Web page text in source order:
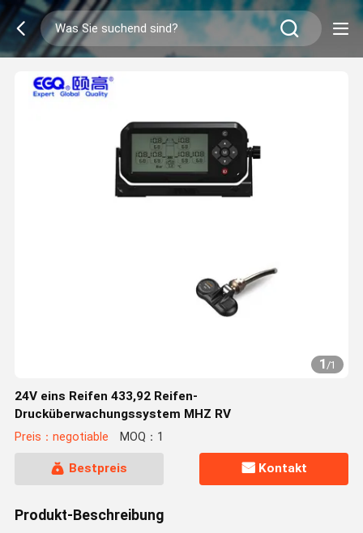
1/1
24V eins Reifen 433,92 Reifen-
Drucküberwachungssystem MHZ RV
Preis：negotiable MOQ：1
Bestpreis Kontakt
Produkt-Beschreibung